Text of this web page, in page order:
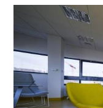
Poprzedni